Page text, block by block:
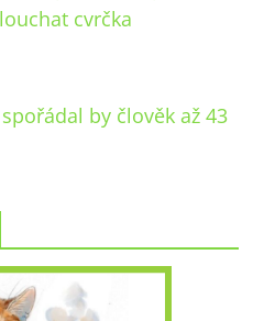
cvrčka
by člověk až 43